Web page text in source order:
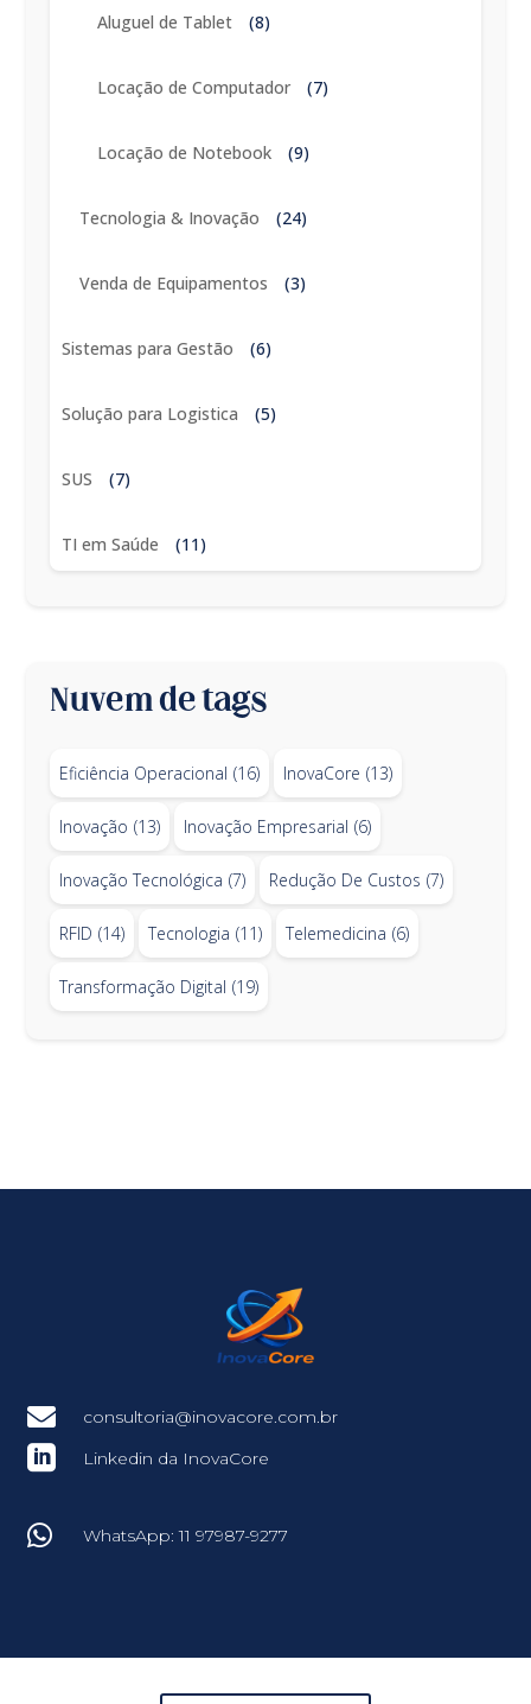
Aluguel de Tablet (8)
Locação de Computador (7)
Locação de Notebook (9)
Tecnologia & Inovação (24)
Venda de Equipamentos (3)
Sistemas para Gestão (6)
Solução para Logistica (5)
SUS (7)
TI em Saúde (11)
Nuvem de tags
Eficiência Operacional (16) InovaCore (13)
Inovação (13) Inovação Empresarial (6)
Inovação Tecnológica (7) Redução De Custos (7)
RFID (14) Tecnologia (11) Telemedicina (6)
Transformação Digital (19)
 consultoria@inovacore.com.br
 Linkedin da InovaCore
 WhatsApp: 11 97987-9277